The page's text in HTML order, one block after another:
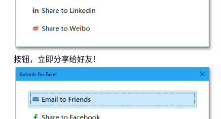
按钮，立即分享给好友！